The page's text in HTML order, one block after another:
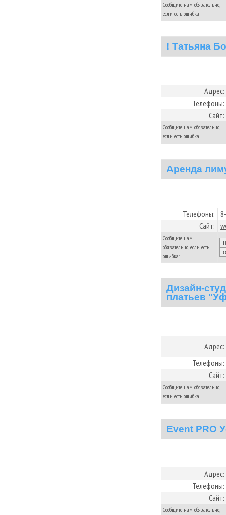
Сообщите нам обязательно,
если есть ошибка:
! Татьяна
Адрес:
Телефоны:
Сайт:
Сообщите нам обязательно,
если есть ошибка:
Аренда
Телефоны:
Сайт:
Сообщите нам
обязательно, если есть
ошибка:
Дизайн-
платьев
Адрес:
Телефоны:
Сайт:
Сообщите нам обязательно,
если есть ошибка:
Event PRO
Адрес:
Телефоны:
Сайт:
Сообщите нам обязательно,